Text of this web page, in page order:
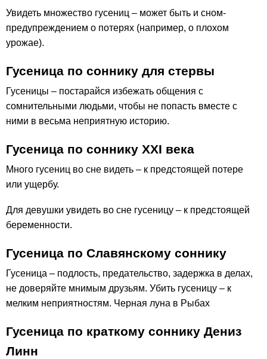
Увидеть множество гусениц – может быть и сном-
предупреждением о потерях (например, о плохом
урожае).
Гусеница по соннику для стервы
Гусеницы – постарайся избежать общения с
сомнительными людьми, чтобы не попасть вместе с
ними в весьма неприятную историю.
Гусеница по соннику ХХІ века
Много гусениц во сне видеть – к предстоящей потере
или ущербу.
Для девушки увидеть во сне гусеницу – к предстоящей
беременности.
Гусеница по Славянскому соннику
Гусеница – подлость, предательство, задержка в делах,
не доверяйте мнимым друзьям. Убить гусеницу – к
мелким неприятностям. Черная луна в Рыбах
Гусеница по краткому соннику Дениз
Линн